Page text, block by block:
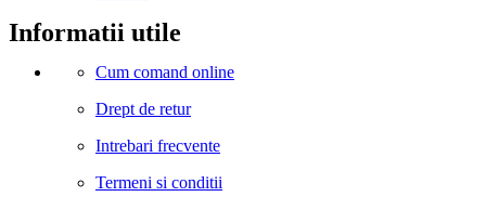
Informatii utile
Cum comand online
Drept de retur
Intrebari frecvente
Termeni si conditii